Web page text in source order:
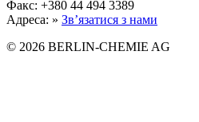
Факс: +380 44 494 3389
Адреса: » Зв’язатися з нами
© 2026 BERLIN-CHEMIE AG